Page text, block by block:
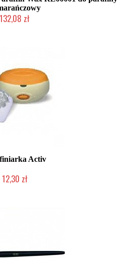
132,08 zł
Activ
12,30 zł